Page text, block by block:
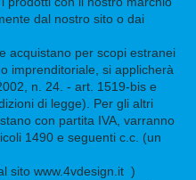
dal nostro sito o dai
acquistano per scopi estranei
imprenditoriale, si applicherà
n. 24. - art. 1519-bis e
di legge). Per gli altri
con partita IVA, varranno
1490 e seguenti c.c. (un
sito www.4vdesign.it )